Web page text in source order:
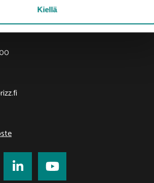
Kiellä